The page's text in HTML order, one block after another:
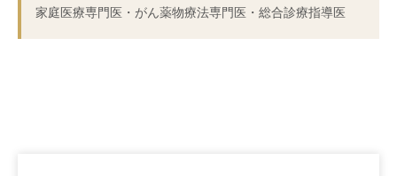
家庭医療専門医・がん薬物療法専門医・総合診療指導医